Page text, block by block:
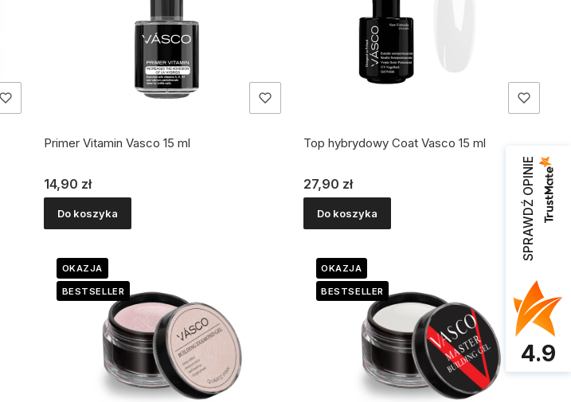
Primer Vitamin Vasco 15 ml
Cena
14,90 zł
Do koszyka
Top hybrydowy Coat Vasco 15 ml
Cena
27,90 zł
Do koszyka
OKAZJA
BESTSELLER
OKAZJA
BESTSELLER
SPRAWDŹ OPINIE
4.9